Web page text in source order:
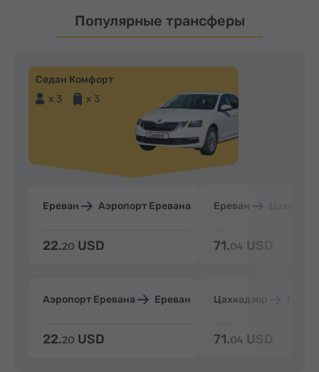
Популярные трансферы
Седан Комфорт
x 3
x 3
Ереван Аэропорт Еревана
22.20 USD
Аэропорт Еревана Ереван
22.20 USD
Ереван
71.04 USD
Цахкадзор
71.04 USD